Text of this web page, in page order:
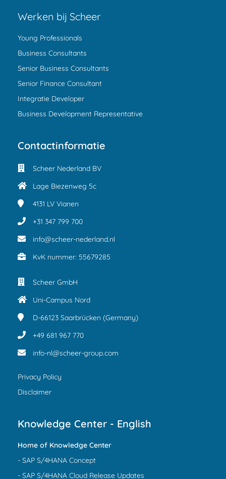
Werken bij Scheer
Young Professionals
Business Consultants
Senior Business Consultants
Senior Finance Consultant
Integratie Developer
Business Development Representative
Contactinformatie
Scheer Nederland BV
Lage Biezenweg 5c
4131 LV Vianen
+31 347 799 700
info@scheer-nederland.nl
KvK nummer: 55679285
Scheer GmbH
Uni-Campus Nord
D-66123 Saarbrücken (Germany)
+49 681 967 770
info-nl@scheer-group.com
Privacy Policy
Disclaimer
Knowledge Center - English
Home of Knowledge Center
- SAP S/4HANA Concept
- SAP S/4HANA Cloud Release Updates